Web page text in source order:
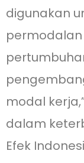
digunakan
modal
dalam
Efek